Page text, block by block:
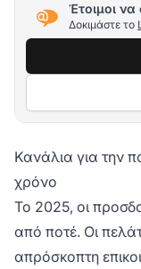
Έτοιμοι
Δοκιμάστε το
Κανάλια για την
χρόνο
Το 2025, οι
από ποτέ. Οι
απρόσκοπτη